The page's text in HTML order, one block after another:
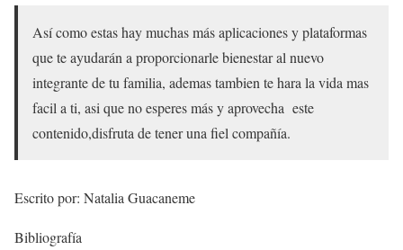
Así como estas hay muchas más aplicaciones y plataformas
que te ayudarán a proporcionarle bienestar al nuevo
integrante de tu familia, ademas tambien te hara la vida mas
facil a ti, asi que no esperes más y aprovecha este
contenido,disfruta de tener una fiel compañía.
Escrito por: Natalia Guacaneme
Bibliografía